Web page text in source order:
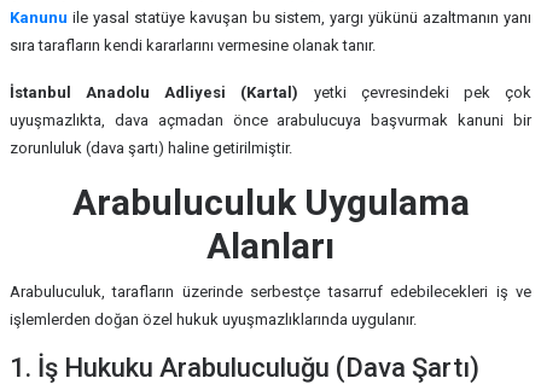
Kanunu ile yasal statüye kavuşan bu sistem, yargı yükünü azaltmanın yanı
sıra tarafların kendi kararlarını vermesine olanak tanır.
İstanbul Anadolu Adliyesi (Kartal) yetki çevresindeki pek çok
uyuşmazlıkta, dava açmadan önce arabulucuya başvurmak kanuni bir
zorunluluk (dava şartı) haline getirilmiştir.
Arabuluculuk Uygulama
Alanları
Arabuluculuk, tarafların üzerinde serbestçe tasarruf edebilecekleri iş ve
işlemlerden doğan özel hukuk uyuşmazlıklarında uygulanır.
1. İş Hukuku Arabuluculuğu (Dava Şartı)